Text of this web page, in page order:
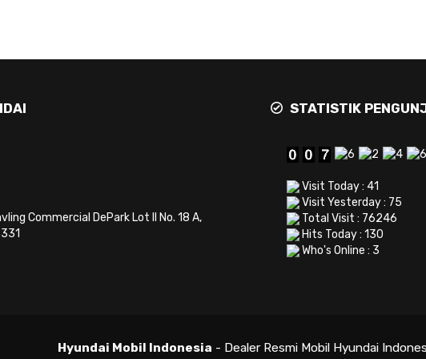
Commercial DePark Lot II No. 18 A,
STATISTIK
Visit Today : 41
Visit Yesterday : 75
Total Visit : 76246
Hits Today : 130
Who's Online : 3
Hyundai Mobil Indonesia - Dealer Resmi Mobil Hyundai